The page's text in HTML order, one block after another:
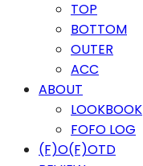
TOP
BOTTOM
OUTER
ACC
ABOUT
LOOKBOOK
FOFO LOG
(F)O(F)OTD